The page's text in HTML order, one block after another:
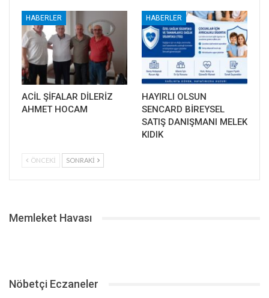
HABERLER
ACİL ŞİFALAR DİLERİZ
AHMET HOCAM
HABERLER
HAYIRLI OLSUN
SENCARD BİREYSEL
SATIŞ DANIŞMANI MELEK
KIDIK
ÖNCEKI SONRAKI
Memleket Havası
Nöbetçi Eczaneler